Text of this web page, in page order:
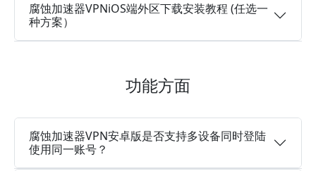
腐蚀加速器VPNiOS端外区下载安装教程 (任选一
种方案）
功能方面
腐蚀加速器VPN安卓版是否支持多设备同时登陆
使用同一账号？